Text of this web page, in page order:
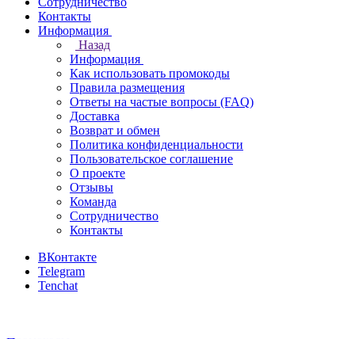
Контакты
Информация
Назад
Информация
Как использовать промокоды
Правила размещения
Ответы на частые вопросы (FAQ)
Доставка
Возврат и обмен
Политика конфиденциальности
Пользовательское соглашение
О проекте
Отзывы
Команда
Сотрудничество
Контакты
ВКонтакте
Telegram
Tenchat